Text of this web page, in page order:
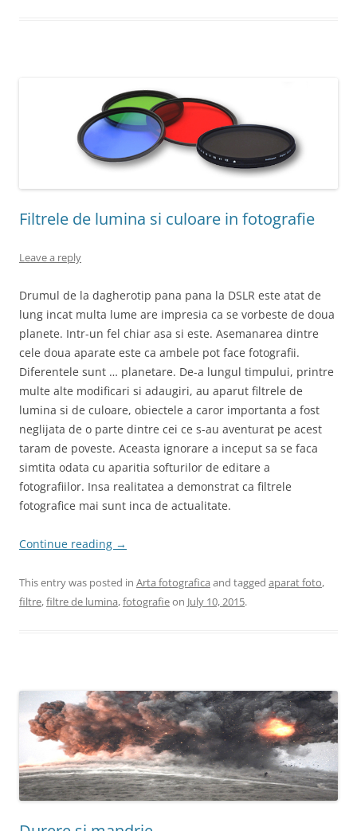
Filtrele de lumina si culoare in fotografie
Leave a reply
Drumul de la dagherotip pana pana la DSLR este atat de
lung incat multa lume are impresia ca se vorbeste de doua
planete. Intr-un fel chiar asa si este. Asemanarea dintre
cele doua aparate este ca ambele pot face fotografii.
Diferentele sunt … planetare. De-a lungul timpului, printre
multe alte modificari si adaugiri, au aparut filtrele de
lumina si de culoare, obiectele a caror importanta a fost
neglijata de o parte dintre cei ce s-au aventurat pe acest
taram de poveste. Aceasta ignorare a inceput sa se faca
simtita odata cu aparitia softurilor de editare a
fotografiilor. Insa realitatea a demonstrat ca filtrele
fotografice mai sunt inca de actualitate.
Continue reading →
This entry was posted in Arta fotografica and tagged aparat foto,
filtre,filtre de lumina,fotografieon July 10, 2015.